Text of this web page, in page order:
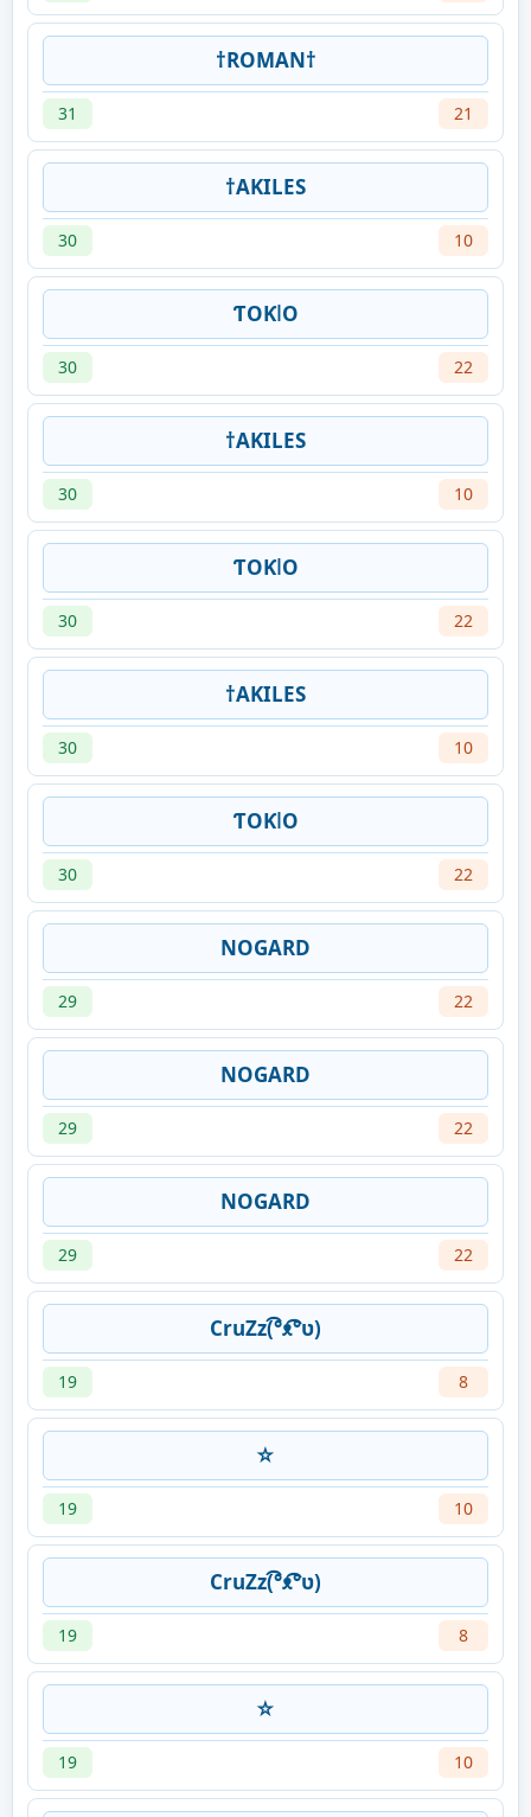
†ROMAN†
31 21
†AKILES
30 10
ƬOƘǀO
30 22
†AKILES
30 10
ƬOƘǀO
30 22
†AKILES
30 10
ƬOƘǀO
30 22
NOGARD
29 22
NOGARD
29 22
NOGARD
29 22
CruZz(͡°ᴥ͡°ʋ)
19 8
☆
19 10
CruZz(͡°ᴥ͡°ʋ)
19 8
☆
19 10